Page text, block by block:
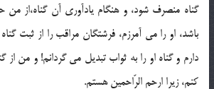
گناه منصرف شود، و هنگام يادآوري آن گناه،‌از من
باشد، او را مي آمرزم، فرشتگان مراقب را از ثبت
دارم و گناه او را به ثواب تبديل مي گردانم! و من
كنم، زيرا ارحم الرّاحمين هستم.